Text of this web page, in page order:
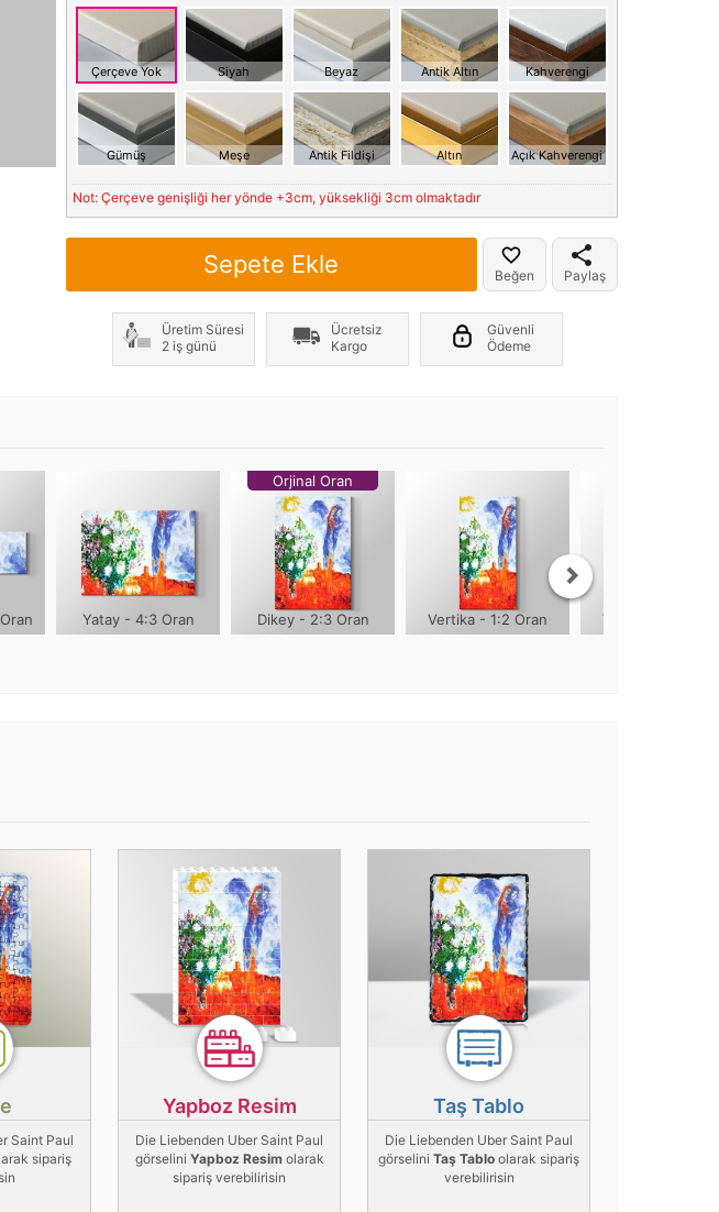
Çerçeve Yok Siyah Beyaz Antik Altın Kahverengi
Gümüş Meşe Antik Fildişi Altın Açık Kahverengi
Not: Çerçeve genişliği her yönde +3cm, yüksekliği 3cm olmaktadır
Sepete Ekle Beğen Paylaş
Üretim Süresi
2 iş günü
Ücretsiz
Kargo
Güvenli
Ödeme
Yatay - 4:3 Oran
Orjinal Oran
Dikey - 2:3 Oran Vertika - 1:2 Oran Vertika - 1:3
Saint Paul
sipariş
Yapboz Resim
Die Liebenden Uber Saint Paul
görselini Yapboz Resimolarak
sipariş verebilirisin
Taş Tablo
Die Liebenden Uber Saint Paul
görseliniTaş Tablo olarak sipariş
verebilirisin